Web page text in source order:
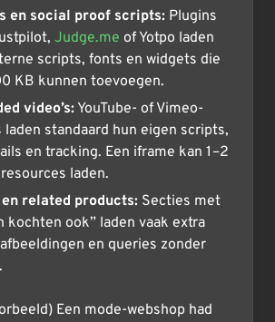
en social proof scripts: Plugins
Judge.me of Yotpo laden
scripts, fonts en widgets die
KB kunnen toevoegen.
video’s: YouTube- of Vimeo-
laden standaard hun eigen scripts,
en tracking. Een iframe kan 1–2
laden.
related products: Secties met
kochten ook” laden vaak extra
en queries zonder
Een mode-webshop had